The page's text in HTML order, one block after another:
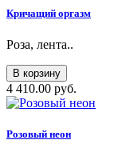
Кричащий оргазм
Роза, лента..
В корзину
4 410.00 руб.
Розовый неон